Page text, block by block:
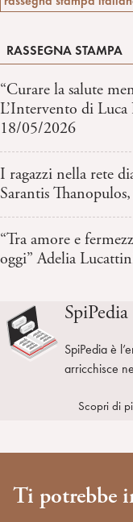
RASSEGNA STAMPA
“Curare la salute
L’Intervento di
18/05/2026
I ragazzi nella rete
Sarantis
“Tra amore e
oggi” Adelia
SpiPedia
SpiPedia è
arricchisce
Scopri di
Ti potrebbe